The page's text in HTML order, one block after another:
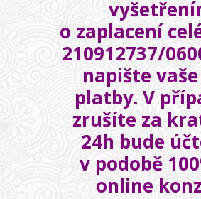
o zaplacení
210912737/
napište
platby. V
zrušíte za
24h bude
v podobě
online